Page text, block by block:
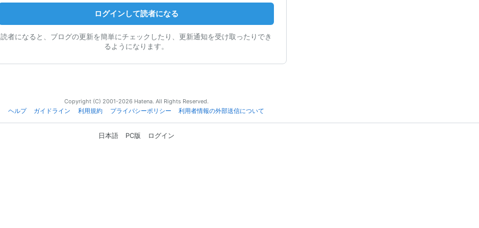
ログインして読者になる
読者になると、ブログの更新を簡単にチェックしたり、更新通知を受け取ったりでき
るようになります。
Copyright (C) 2001-2026 Hatena. All Rights Reserved.
ヘルプ
ガイドライン 利用規約 プライバシーポリシー 利用者情報の外部送信について
日本語 PC版 ログイン